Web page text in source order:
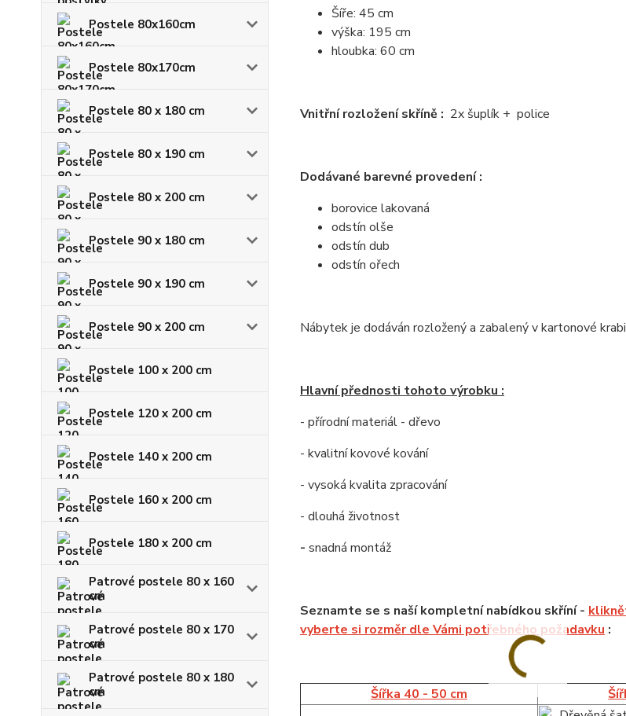
Postele 80x160cm
Postele 80x170cm
Postele 80 x 180 cm
Postele 80 x 190 cm
Postele 80 x 200 cm
Postele 90 x 180 cm
Postele 90 x 190 cm
Postele 90 x 200 cm
Postele 100 x 200 cm
Postele 120 x 200 cm
Postele 140 x 200 cm
Postele 160 x 200 cm
Postele 180 x 200 cm
Patrové postele 80 x 160
cm
Patrové postele 80 x 170
cm
Patrové postele 80 x 180
cm
Šíře: 45 cm
výška: 195 cm
hloubka: 60 cm
Vnitřní rozložení skříně : 2x šuplík + police
Dodávané barevné provedení :
borovice lakovaná
odstín olše
odstín dub
odstín ořech
Nábytek je dodáván rozložený a zabalený v kartonové
Hlavní přednosti tohoto výrobku :
- přírodní materiál - dřevo
- kvalitní kovové kování
- vysoká kvalita zpracování
- dlouhá životnost
- snadná montáž
Seznamte se s naší kompletní nabídkou skříní -
vyberte si rozměr dle Vámi potřebného požadavku :
Šířka 40 - 50 cm